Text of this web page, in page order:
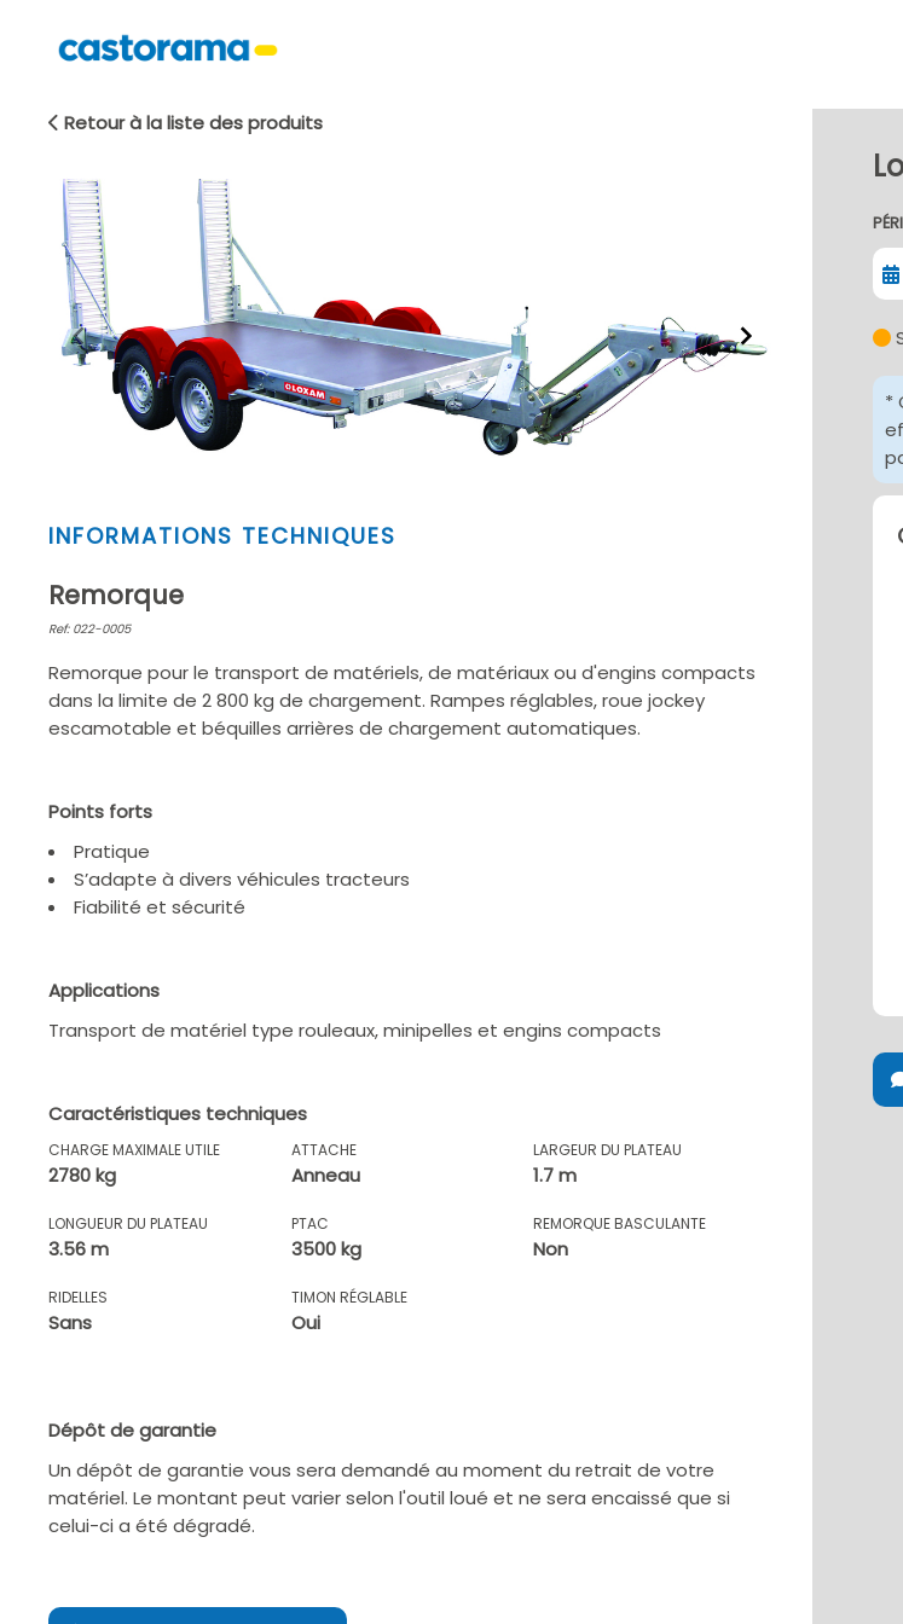
Retour à la liste des produits
Item
of
2
INFORMATIONS TECHNIQUES
Remorque
Ref: 022-0005
Remorque pour le transport de matériels, de matériaux ou d'engins compacts
dans la limite de 2 800 kg de chargement. Rampes réglables, roue jockey
escamotable et béquilles arrières de chargement automatiques.
Points forts
Pratique
S’adapte à divers véhicules tracteurs
Fiabilité et sécurité
Applications
Transport de matériel type rouleaux, minipelles et engins compacts
Caractéristiques techniques
CHARGE MAXIMALE UTILE
2780 kg
ATTACHE
Anneau
LARGEUR DU PLATEAU
1.7 m
LONGUEUR DU PLATEAU
3.56 m
PTAC
3500 kg
REMORQUE BASCULANTE
Non
RIDELLES
Sans
TIMON RÉGLABLE
Oui
Dépôt de garantie
Un dépôt de garantie vous sera demandé au moment du retrait de votre
matériel. Le montant peut varier selon l'outil loué et ne sera encaissé que si
celui-ci a été dégradé.
*